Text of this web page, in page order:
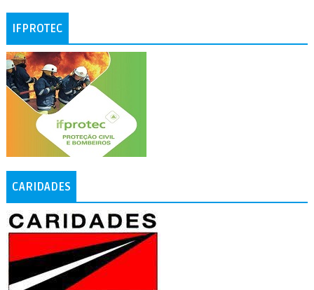
IFPROTEC
CARIDADES